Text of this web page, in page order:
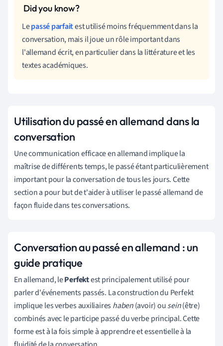
Lepassé parfaitest utilisé moins fréquemment dans la
conversation, mais il joue un rôle important dans
l'allemand écrit, en particulier dans la littérature et les
textes académiques.
Utilisation du passé en allemand dans la
conversation
Une communication efficace en allemand implique la
maîtrise de différents temps, le passé étant particulièrement
important pour la conversation de tous les jours. Cette
section a pour but de t'aider à utiliser le passé allemand de
façon fluide dans tes conversations.
Conversation au passé en allemand : un
guide pratique
En allemand, lePerfektest principalement utilisé pour
parler d'événements passés. La construction du Perfekt
implique les verbes auxiliaireshaben(avoir) ousein(être)
combinés avec le participe passé du verbe principal. Cette
forme est à la fois simple à apprendre et essentielle à la